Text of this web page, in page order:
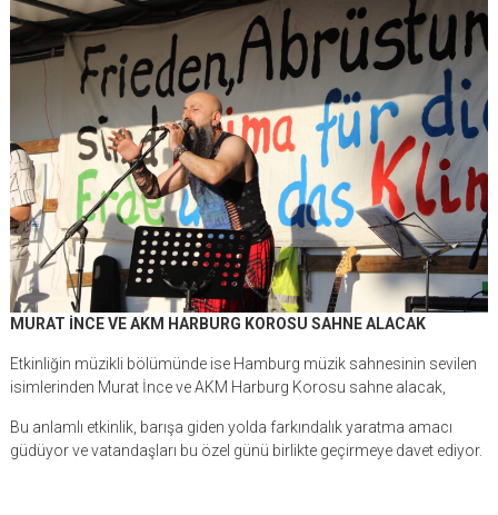
MURAT İNCE VE AKM HARBURG KOROSU SAHNE ALACAK
Etkinliğin müzikli bölümünde ise Hamburg müzik sahnesinin sevilen
isimlerinden Murat İnce ve AKM Harburg Korosu sahne alacak,
Bu anlamlı etkinlik, barışa giden yolda farkındalık yaratma amacı
güdüyor ve vatandaşları bu özel günü birlikte geçirmeye davet ediyor.